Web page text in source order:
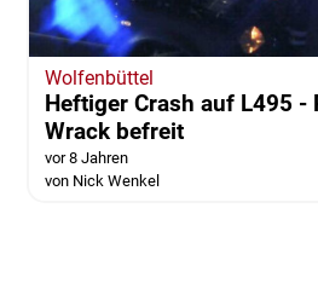
Wolfenbüttel
Heftiger Crash auf L495 -
Wrack befreit
vor 8 Jahren
von Nick Wenkel